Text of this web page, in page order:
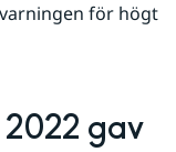
för högt
gav